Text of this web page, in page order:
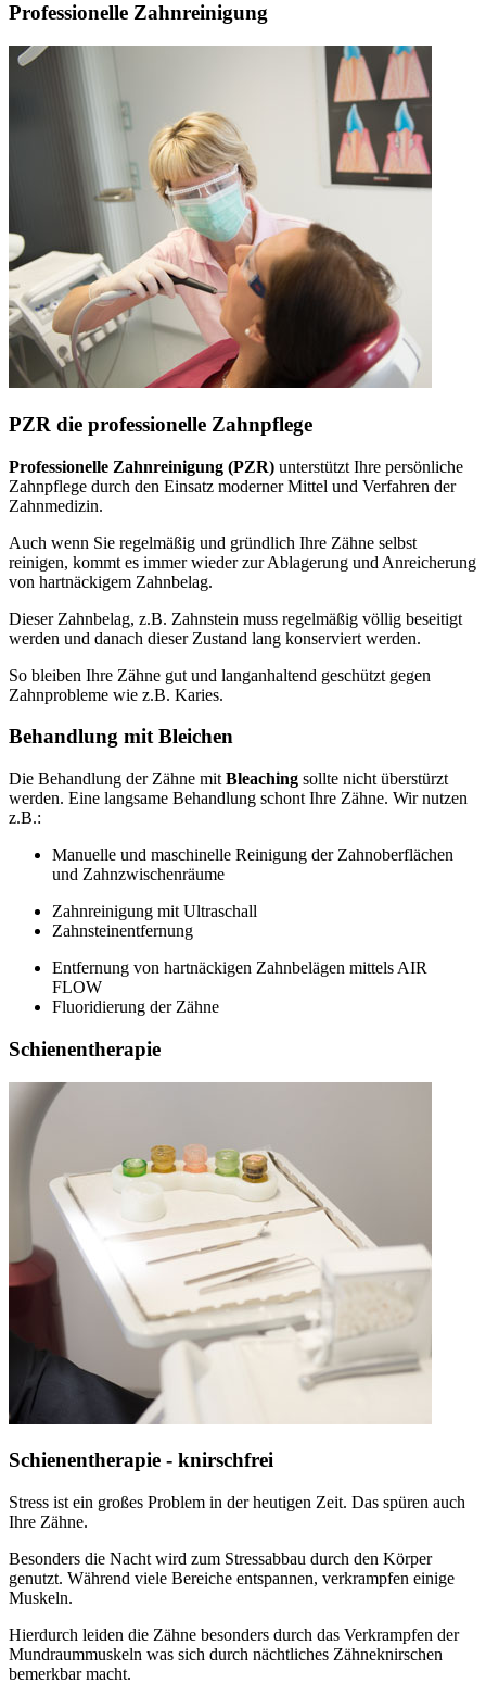
Professionelle Zahnreinigung
PZR die professionelle Zahnpflege
Professionelle Zahnreinigung (PZR) unterstützt Ihre persönliche
Zahnpflege durch den Einsatz moderner Mittel und Verfahren der
Zahnmedizin.
Auch wenn Sie regelmäßig und gründlich Ihre Zähne selbst
reinigen, kommt es immer wieder zur Ablagerung und Anreicherung
von hartnäckigem Zahnbelag.
Dieser Zahnbelag, z.B. Zahnstein muss regelmäßig völlig beseitigt
werden und danach dieser Zustand lang konserviert werden.
So bleiben Ihre Zähne gut und langanhaltend geschützt gegen
Zahnprobleme wie z.B. Karies.
Behandlung mit Bleichen
Die Behandlung der Zähne mit Bleaching sollte nicht überstürzt
werden. Eine langsame Behandlung schont Ihre Zähne. Wir nutzen
z.B.:
Manuelle und maschinelle Reinigung der Zahnoberflächen
und Zahnzwischenräume
Zahnreinigung mit Ultraschall
Zahnsteinentfernung
Entfernung von hartnäckigen Zahnbelägen mittels AIR
FLOW
Fluoridierung der Zähne
Schienentherapie
Schienentherapie - knirschfrei
Stress ist ein großes Problem in der heutigen Zeit. Das spüren auch
Ihre Zähne.
Besonders die Nacht wird zum Stressabbau durch den Körper
genutzt. Während viele Bereiche entspannen, verkrampfen einige
Muskeln.
Hierdurch leiden die Zähne besonders durch das Verkrampfen der
Mundraummuskeln was sich durch nächtliches Zähneknirschen
bemerkbar macht.